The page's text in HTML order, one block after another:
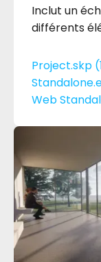
Inclut un
différents
Project.skp
Web